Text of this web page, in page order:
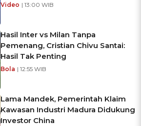
Video | 13:00 WIB
Hasil Inter vs Milan Tanpa
Pemenang, Cristian Chivu Santai:
Hasil Tak Penting
Bola | 12:55 WIB
Lama Mandek, Pemerintah Klaim
Kawasan Industri Madura Didukung
Investor China